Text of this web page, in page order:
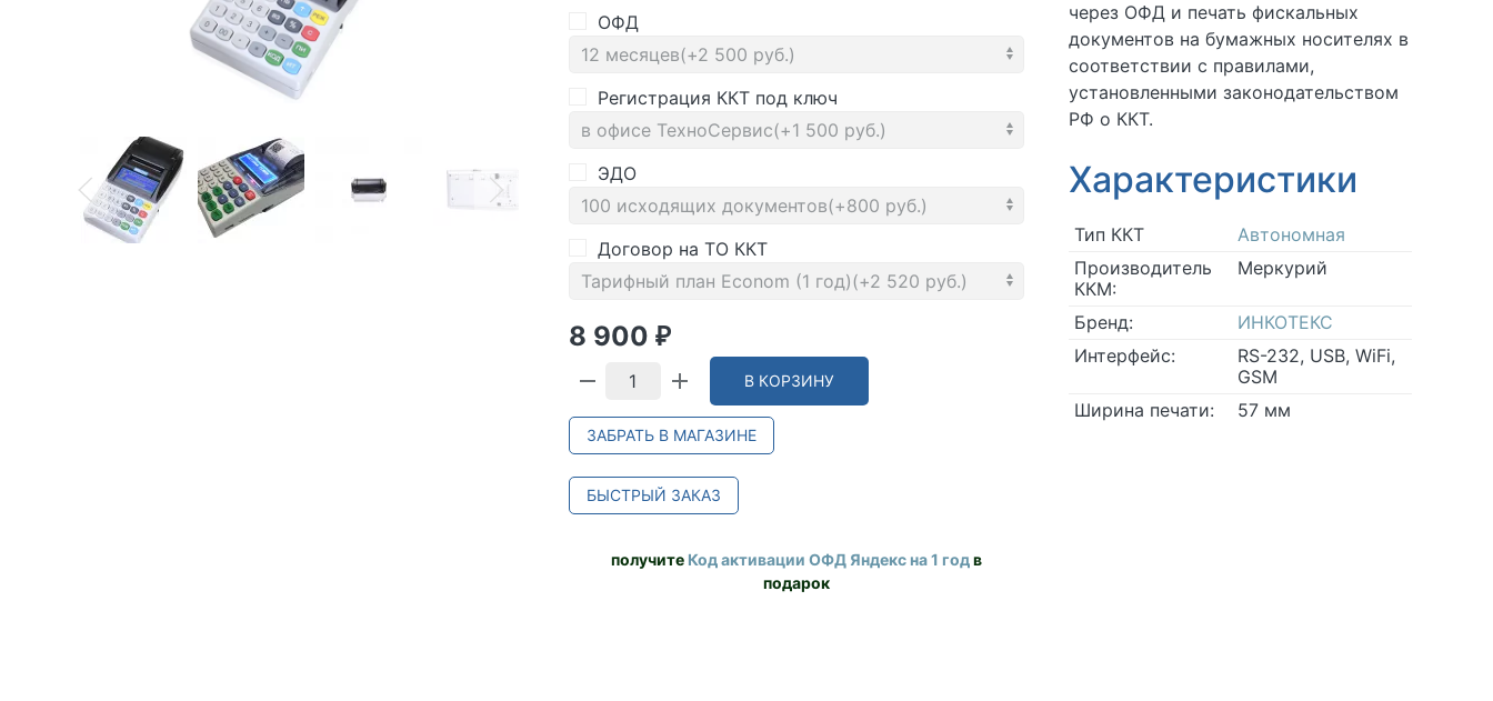
ОФД
Регистрация ККТ под ключ
ЭДО
Договор на ТО ККТ
8 900 ₽
В КОРЗИНУ
ЗАБРАТЬ В МАГАЗИНЕ
БЫСТРЫЙ ЗАКАЗ
получите Код активации ОФД Яндекс на 1 годв
подарок
через ОФД и печать фискальных
документов на бумажных носителях в
соответствии с правилами,
установленными законодательством
РФ о ККТ.
Характеристики
Тип ККТ
Автономная
Производитель
ККМ:
Меркурий
Бренд:
ИНКОТЕКС
Интерфейс:
RS-232, USB, WiFi,
GSM
Ширина печати:
57 мм